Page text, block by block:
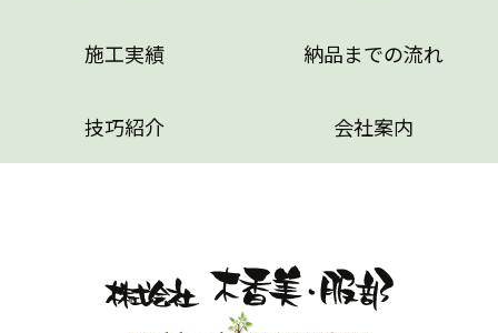
施工実績 納品までの流れ
技巧紹介 会社案内